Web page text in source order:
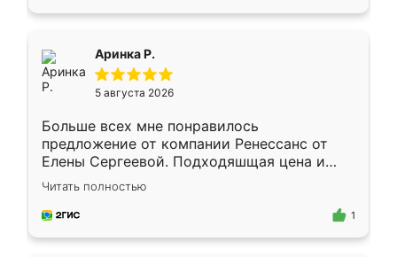
Аринка Р.
5 августа 2026
Больше всех мне понравилось
предложение от компании Ренессанс от
Елены Сергеевой. Подходяшщая цена и
короткие сроки изготовления. Приехавший
для замера сотрудник Владислав
предложил по моему эскизу самый
Читать полностью
1